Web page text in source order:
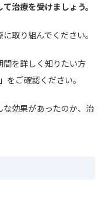
治療を受けましょう。
取り組んでください。
間を詳しく知りたい方
」をご確認ください。
効果があったのか、治